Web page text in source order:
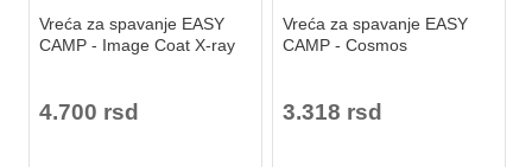
Vreća za spavanje EASY
CAMP - Image Coat X-ray
4.700 rsd
Vreća za spavanje EASY
CAMP - Cosmos
3.318 rsd